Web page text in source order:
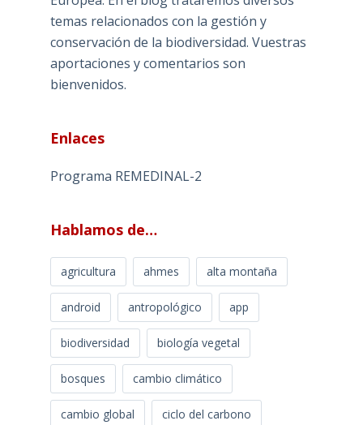
temas relacionados con la gestión y
conservación de la biodiversidad. Vuestras
aportaciones y comentarios son
bienvenidos.
Enlaces
Programa REMEDINAL-2
Hablamos de…
agricultura ahmes alta montaña
android antropológico app
biodiversidad biología vegetal
bosques cambio climático
cambio global ciclo del carbono